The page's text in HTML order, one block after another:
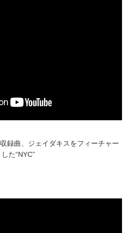
収録曲、ジェイダキスをフィーチャー
した“NYC”